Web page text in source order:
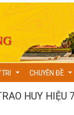
...
CHUYÊN ĐỀ
...
HUY HIỆU